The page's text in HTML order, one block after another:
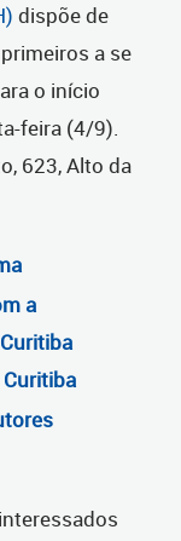
dispõe de
a se
o início
feira (4/9).
623, Alto da
a